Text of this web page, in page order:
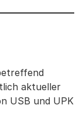
aktueller
USB und UPK